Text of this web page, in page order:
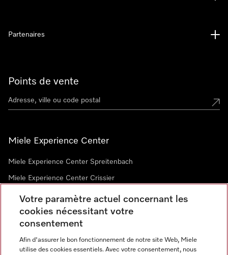
Points de vente
Miele Experience Center
Miele Experience Center Spreitenbach
Miele Experience Center Crissier
Newsletter
Partenaires
Votre paramètre actuel concernant les
cookies nécessitant votre
consentement
Afin d'assurer le bon fonctionnement de notre site Web, Miele
utilise des cookies essentiels. Avec votre consentement, nous